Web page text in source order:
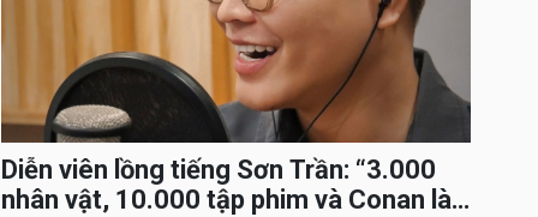
Diễn viên lồng tiếng Sơn Trần: “3.000
nhân vật, 10.000 tập phim và Conan là